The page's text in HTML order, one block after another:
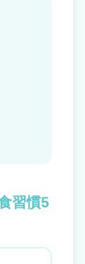
習慣5